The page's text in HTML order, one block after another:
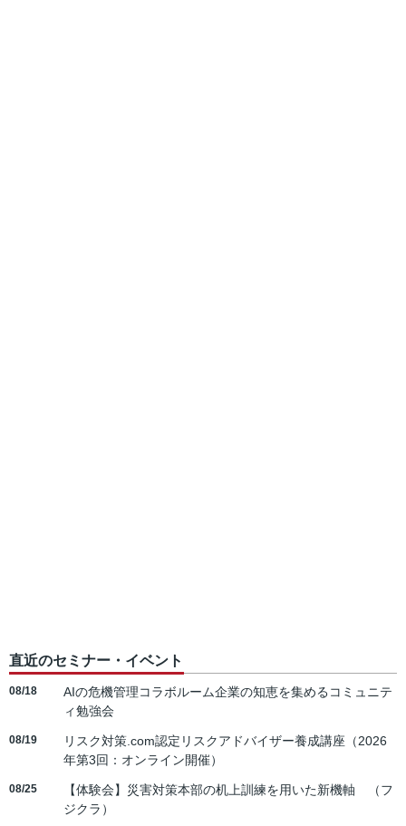
直近のセミナー・イベント
08/18
AIの危機管理コラボルーム企業の知恵を集めるコミュニテ
ィ勉強会
08/19
リスク対策.com認定リスクアドバイザー養成講座（2026
年第3回：オンライン開催）
08/25
【体験会】災害対策本部の机上訓練を用いた新機軸 （フ
ジクラ）